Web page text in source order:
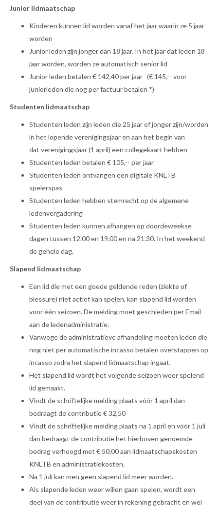
Junior lidmaatschap
Kinderen kunnen lid worden vanaf het jaar waarin ze 5 jaar
worden
Junior leden zijn jonger dan 18 jaar. In het jaar dat leden 18
jaar worden, worden ze automatisch senior lid
Junior leden betalen € 142,40 per jaar (€ 145,-- voor
juniorleden die nog per factuur betalen *)
Studenten lidmaatschap
Studenten leden zijn leden die 25 jaar of jonger zijn/worden
in het lopende verenigingsjaar en aan het begin van
dat verenigingsjaar (1 april) een collegekaart hebben
Studenten leden betalen € 105,-- per jaar
Studenten leden ontvangen een digitale KNLTB
spelerspas
Studenten leden hebben stemrecht op de algemene
ledenvergadering
Studenten leden kunnen afhangen op doordeweekse
dagen tussen 12.00 en 19.00 en na 21.30. In het weekend
de gehele dag.
Slapend lidmaatschap
Een lid die met een goede geldende reden (ziekte of
blessure) niet actief kan spelen, kan slapend lid worden
voor één seizoen. De melding moet geschieden per Email
aan de ledenadministratie.
Vanwege de administratieve afhandeling moeten leden die
nog niet per automatische incasso betalen overstappen op
incasso zodra het slapend lidmaatschap ingaat.
Het slapend lid wordt het volgende seizoen weer spelend
lid gemaakt.
Vindt de schriftelijke melding plaats vóór 1 april dan
bedraagt de contributie € 32,50
Vindt de schriftelijke melding plaats na 1 april en vóór 1 juli
dan bedraagt de contributie het hierboven genoemde
bedrag verhoogd met € 50,00 aan lidmaatschapskosten
KNLTB en administratiekosten.
Na 1 juli kan men geen slapend lid meer worden.
Als slapende leden weer willen gaan spelen, wordt een
deel van de contributie weer in rekening gebracht en wel